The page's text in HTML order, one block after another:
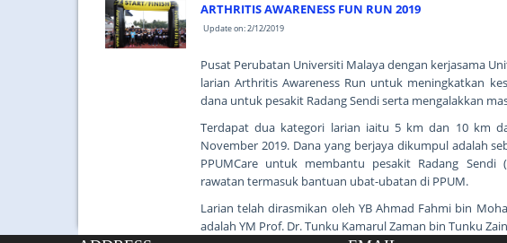
ARTHRITIS AWARENESS FUN RUN 2019
Update on: 2/12/2019
Pusat Perubatan Universiti Malaya dengan kerjasama
larian Arthritis Awareness Run untuk meningkatkan
dana untuk pesakit Radang Sendi serta mengalakkan
Terdapat dua kategori larian iaitu 5 km dan 10 km
November 2019. Dana yang berjaya dikumpul adalah
PPUMCare untuk membantu pesakit Radang
rawatan termasuk bantuan ubat-ubatan di PPUM.
Larian telah dirasmikan oleh YB Ahmad Fahmi bin
adalah YM Prof. Dr. Tunku Kamarul Zaman bin Tunku